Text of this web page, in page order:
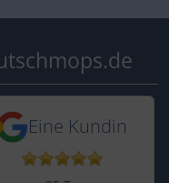
Kundin vor
von 5 Sternen
Eine Kundin